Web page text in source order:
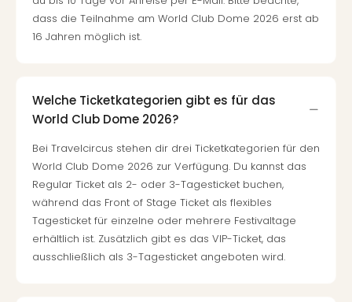
dass die Teilnahme am World Club Dome 2026 erst ab
16 Jahren möglich ist.
Welche Ticketkategorien gibt es für das
World Club Dome 2026?
Bei Travelcircus stehen dir drei Ticketkategorien für den
World Club Dome 2026 zur Verfügung. Du kannst das
Regular Ticket als 2- oder 3-Tagesticket buchen,
während das Front of Stage Ticket als flexibles
Tagesticket für einzelne oder mehrere Festivaltage
erhältlich ist. Zusätzlich gibt es das VIP-Ticket, das
ausschließlich als 3-Tagesticket angeboten wird.